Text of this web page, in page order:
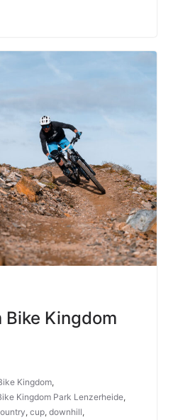
Kingdom
Kingdom,
Kingdom Park Lenzerheide,
, cup, downhill,